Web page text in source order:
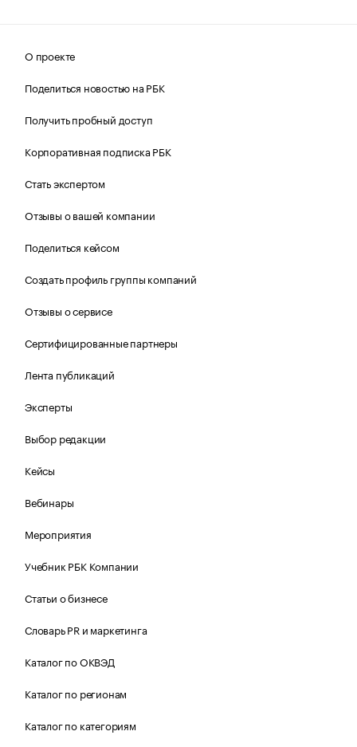
О проекте
Поделиться новостью на РБК
Получить пробный доступ
Корпоративная подписка РБК
Стать экспертом
Отзывы о вашей компании
Поделиться кейсом
Создать профиль группы компаний
Отзывы о сервисе
Сертифицированные партнеры
Лента публикаций
Эксперты
Выбор редакции
Кейсы
Вебинары
Мероприятия
Учебник РБК Компании
Статьи о бизнесе
Словарь PR и маркетинга
Каталог по ОКВЭД
Каталог по регионам
Каталог по категориям